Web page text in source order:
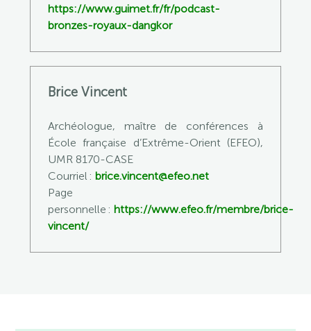
https://www.guimet.fr/fr/podcast-
bronzes-royaux-dangkor
Brice Vincent
Archéologue, maître de conférences à
École française d’Extrême-Orient (EFEO),
UMR 8170-CASE
Courriel : brice.vincent@efeo.net
Page
personnelle : https://www.efeo.fr/membre/brice-
vincent/